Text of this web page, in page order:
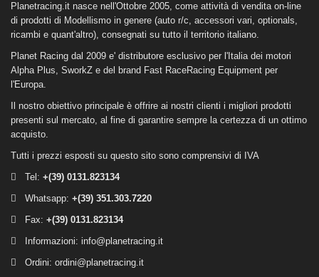
Planetracing.it nasce nell'Ottobre 2005, come attività di vendita on-line
di prodotti di Modellismo in genere (auto r/c, accessori vari, optionals,
ricambi e quant'altro), consegnati su tutto il territorio italiano.
Planet Racing dal 2009 e' distributore esclusivo per l'Italia dei motori
Alpha Plus, SworkZ e del brand Fast RaceRacing Equipment per
l'Europa.
Il nostro obiettivo principale è offrire ai nostri clienti i migliori prodotti
presenti sul mercato, al fine di garantire sempre la certezza di un ottimo
acquisto.
Tutti i prezzi esposti su questo sito sono comprensivi di IVA
Tel: +(39) 0131.823134
Whatsapp: +(39) 351.303.7220
Fax: +(39) 0131.823134
Informazioni: info@planetracing.it
Ordini: ordini@planetracing.it